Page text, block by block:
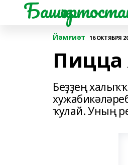
Йәмғиәт 16 ОКТЯБРЯ
Пицца
Беҙҙең
ҡулай. Уның